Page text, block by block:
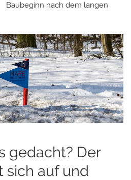
Baubeginn nach dem langen
gedacht? Der
sich auf und